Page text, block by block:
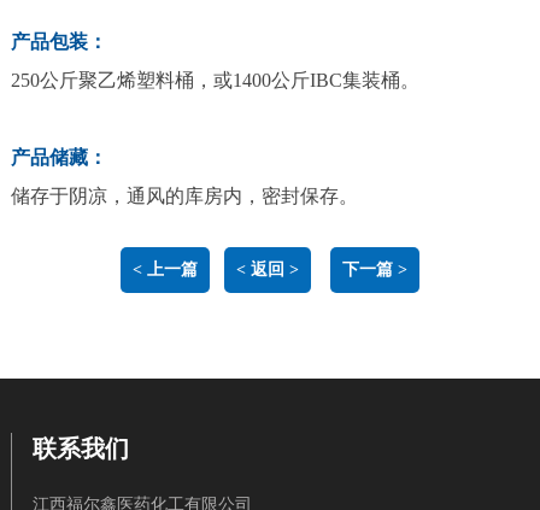
产品包装：
250公⽄聚⼄烯塑料桶，或1400公⽄IBC集装桶。
产品储藏：
储存于阴凉，通⻛的库房内，密封保存。
< 上一篇 < 返回 > 下一篇 >
联系我们
江西福尔鑫医药化工有限公司